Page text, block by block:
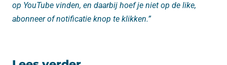
op YouTube vinden, en daarbij hoef je niet op de like,
abonneer of notificatie knop te klikken.”